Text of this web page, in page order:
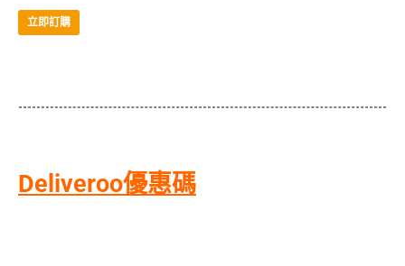
立即訂購
Deliveroo優惠碼